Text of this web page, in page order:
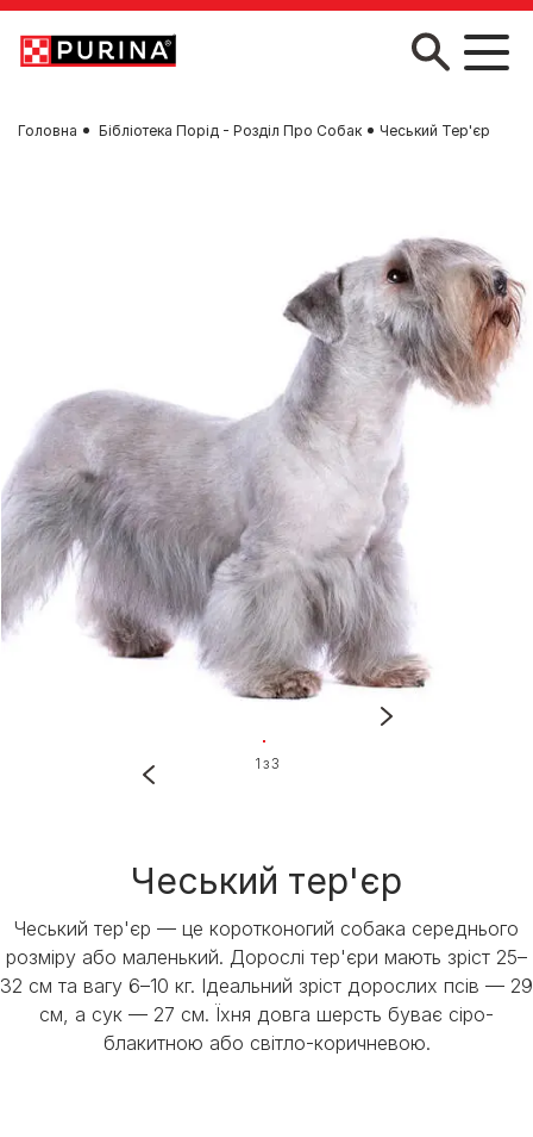
Skip to main content
Головна Бібліотека Порід - Розділ Про Собак Чеський Тер'єр
Чеський тер'єр
Чеський тер'єр — це коротконогий собака середнього
розміру або маленький. Дорослі тер'єри мають зріст 25–
32 см та вагу 6–10 кг. Ідеальний зріст дорослих псів — 29
см, а сук — 27 см. Їхня довга шерсть буває сіро-
блакитною або світло-коричневою.
1 з 3